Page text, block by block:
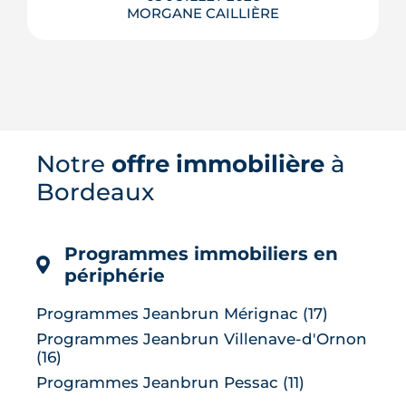
MORGANE CAILLIÈRE
campus, son pôle hospitalier et sa
desserte en tramway. Tour d'horizon de
ses quartiers, de son cadre de vie et de
LIRE L'ARTICLE
Notre offre immobilière à
Bordeaux
Programmes immobiliers en
périphérie
Programmes Jeanbrun Mérignac (17)
Programmes Jeanbrun Villenave-d'Ornon
(16)
Programmes Jeanbrun Pessac (11)